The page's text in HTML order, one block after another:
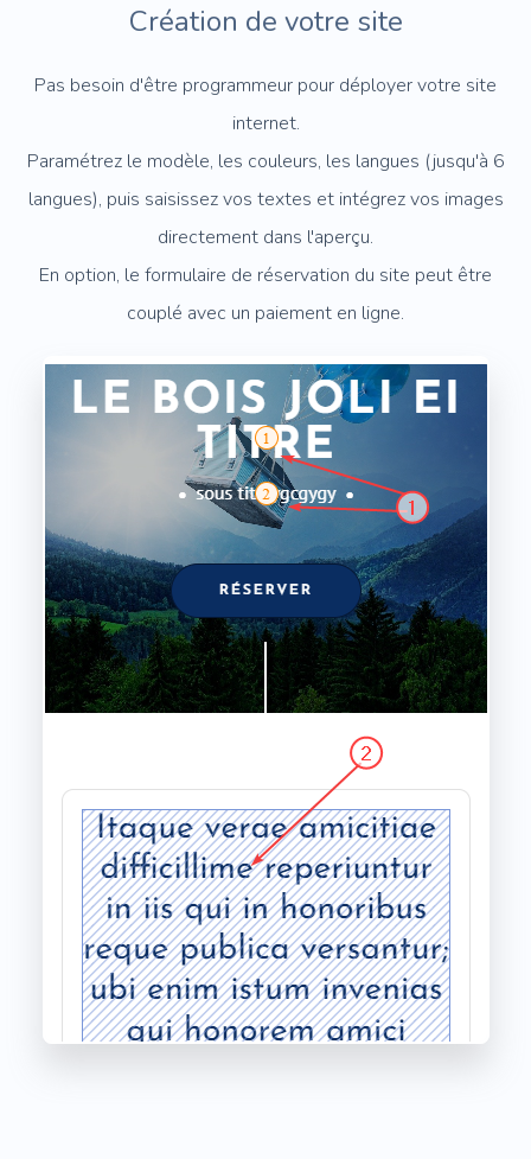
Création de votre site
Pas besoin d'être programmeur pour déployer votre site
internet.
Paramétrez le modèle, les couleurs, les langues (jusqu'à 6
langues), puis saisissez vos textes et intégrez vos images
directement dans l'aperçu.
En option, le formulaire de réservation du site peut être
couplé avec un paiement en ligne.